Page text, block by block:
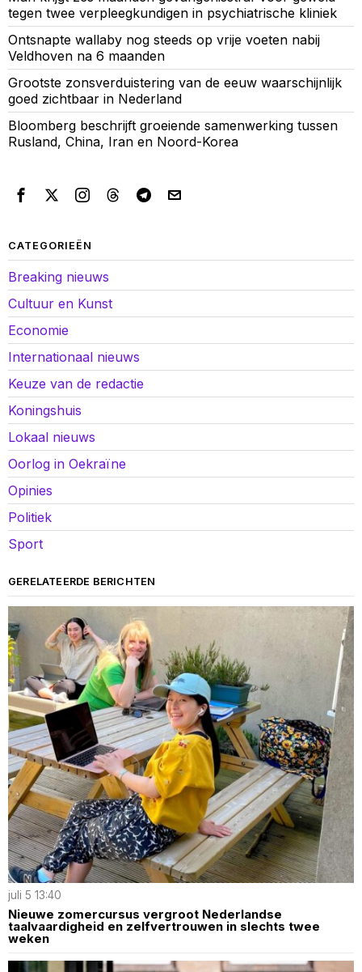
tegen twee verpleegkundigen in psychiatrische kliniek
Ontsnapte wallaby nog steeds op vrije voeten nabij
Veldhoven na 6 maanden
Grootste zonsverduistering van de eeuw waarschijnlijk
goed zichtbaar in Nederland
Bloomberg beschrijft groeiende samenwerking tussen
Rusland, China, Iran en Noord-Korea
CATEGORIEËN
Breaking nieuws
Cultuur en Kunst
Economie
Internationaal nieuws
Keuze van de redactie
Koningshuis
Lokaal nieuws
Oorlog in Oekraïne
Opinies
Politiek
Sport
GERELATEERDE BERICHTEN
juli 5 13:40
Nieuwe zomercursus vergroot Nederlandse
taalvaardigheid en zelfvertrouwen in slechts twee
weken